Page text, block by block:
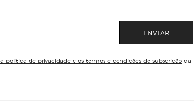
ENVIAR
a política de privacidade e os termos e condições de subscrição da